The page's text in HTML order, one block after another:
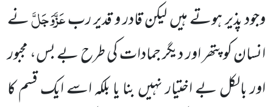
وجود پذیر ہوتےہیں لیکن قادر و قدیر ربعَزَّوَجَلَّنے
انسان کو پتھر اور دیگر جمادات کی طرح بے بس، مجبور
اور بالکل بے اختیار نہیں بنا یا بلکہ اسے ایک قسم کا